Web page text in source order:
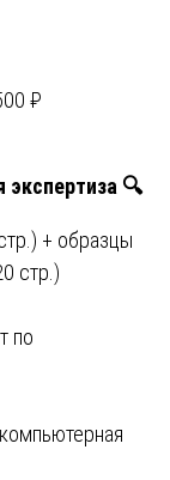
₽
🔍
+ образцы
стр.)
по